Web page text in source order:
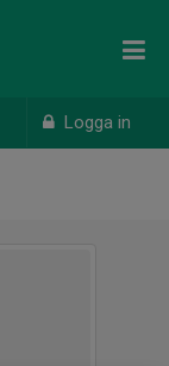
Logga in